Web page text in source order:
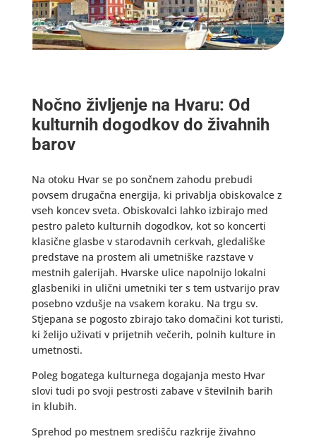
Nočno življenje na Hvaru: Od
kulturnih dogodkov do živahnih
barov
Na otoku Hvar se po sončnem zahodu prebudi
povsem drugačna energija, ki privablja obiskovalce z
vseh koncev sveta. Obiskovalci lahko izbirajo med
pestro paleto kulturnih dogodkov, kot so koncerti
klasične glasbe v starodavnih cerkvah, gledališke
predstave na prostem ali umetniške razstave v
mestnih galerijah. Hvarske ulice napolnijo lokalni
glasbeniki in ulični umetniki ter s tem ustvarijo prav
posebno vzdušje na vsakem koraku. Na trgu sv.
Stjepana se pogosto zbirajo tako domačini kot turisti,
ki želijo uživati v prijetnih večerih, polnih kulture in
umetnosti.
Poleg bogatega kulturnega dogajanja mesto Hvar
slovi tudi po svoji pestrosti zabave v številnih barih
in klubih.
Sprehod po mestnem središču razkrije živahno